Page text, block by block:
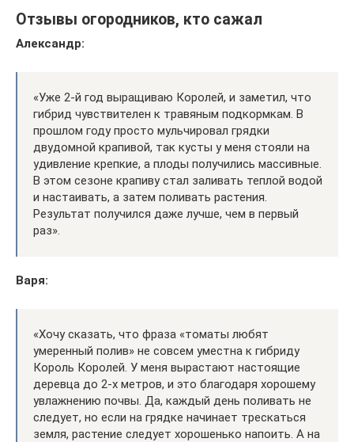
Отзывы огородников, кто сажал
Александр:
«Уже 2-й год выращиваю Королей, и заметил, что
гибрид чувствителен к травяным подкормкам. В
прошлом году просто мульчировал грядки
двудомной крапивой, так кусты у меня стояли на
удивление крепкие, а плоды получились массивные.
В этом сезоне крапиву стал заливать теплой водой
и настаивать, а затем поливать растения.
Результат получился даже лучше, чем в первый
раз».
Варя:
«Хочу сказать, что фраза «томаты любят
умеренный полив» не совсем уместна к гибриду
Король Королей. У меня вырастают настоящие
деревца до 2-х метров, и это благодаря хорошему
увлажнению почвы. Да, каждый день поливать не
следует, но если на грядке начинает трескаться
земля, растение следует хорошенько напоить. А на